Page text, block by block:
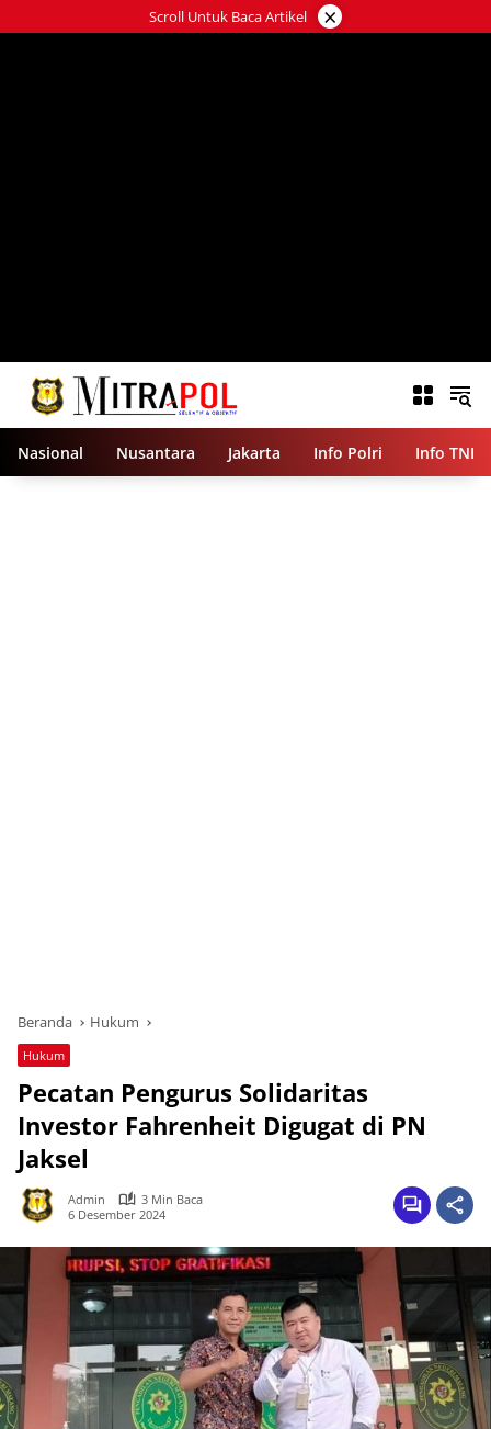
ke
Scroll Untuk Baca Artikel ×
Nasional Nusantara Jakarta Info Polri Info TNI
Beranda Hukum
Hukum
Pecatan Pengurus Solidaritas
Investor Fahrenheit Digugat di PN
Jaksel
Admin
3 Min Baca
6 Desember 2024